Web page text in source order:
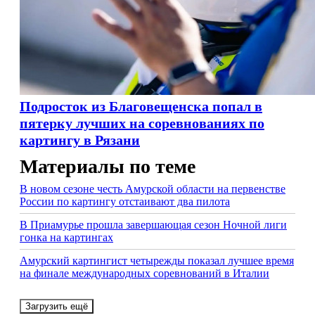
Подросток из Благовещенска попал в
пятерку лучших на соревнованиях по
картингу в Рязани
Материалы по теме
В новом сезоне честь Амурской области на первенстве
России по картингу отстаивают два пилота
В Приамурье прошла завершающая сезон Ночной лиги
гонка на картингах
Амурский картингист четырежды показал лучшее время
на финале международных соревнований в Италии
Загрузить ещё